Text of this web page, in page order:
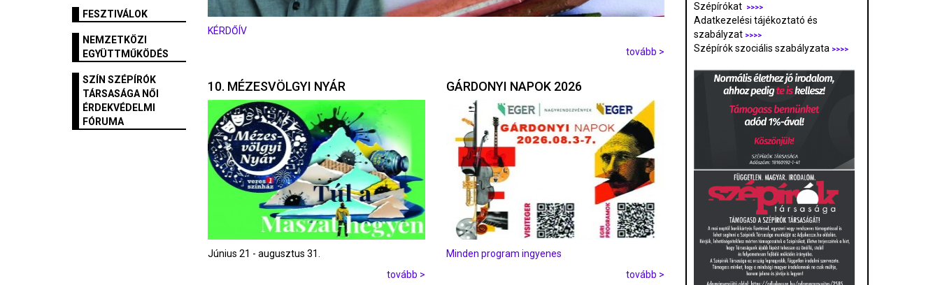
FESZTIVÁLOK
NEMZETKÖZI
EGYÜTTMŰKÖDÉS
SZÍN SZÉPÍRÓK
TÁRSASÁGA NŐI
ÉRDEKVÉDELMI
FÓRUMA
KÉRDŐÍV
tovább >
10. MÉZESVÖLGYI NYÁR
Június 21 - augusztus 31.
tovább >
GÁRDONYI NAPOK 2026
Minden program ingyenes
tovább >
Szépírókat
>>>>
Adatkezelési tájékoztató és
szabályzat >>>>
Szépírók szociális szabályzata >>>>